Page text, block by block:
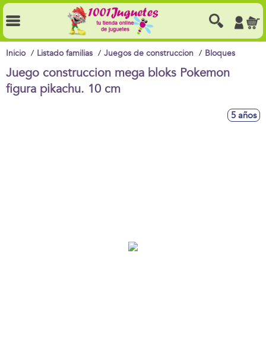
Inicio Listado familias Juegos de construccion Bloques
Juego construccion mega bloks Pokemon
figura pikachu. 10 cm
5 años